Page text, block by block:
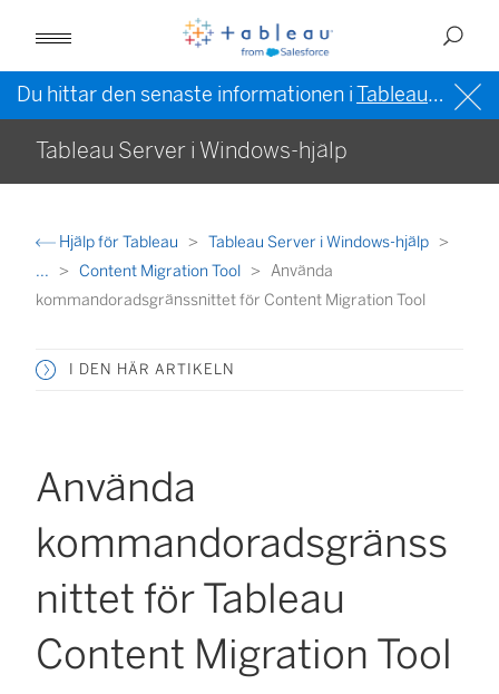
Du hittar den senaste informationen iTableau-hjälpen på engelska (USA)
Tableau Server i Windows-hjälp
Hjälp för Tableau
Tableau Server i Windows-hjälp
...
Content Migration Tool
Använda
kommandoradsgränssnittet för Content Migration Tool
I DEN HÄR ARTIKELN
Använda
kommandoradsgränss
nittet för Tableau
Content Migration Tool